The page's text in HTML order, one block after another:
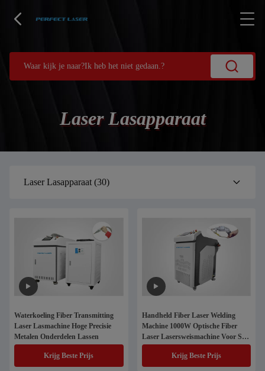
Laser Lasapparaat
Laser Lasapparaat (30)
Waterkoeling Fiber Transmitting
Laser Lasmachine Hoge Precisie
Metalen Onderdelen Lassen
Krijg Beste Prijs
Handheld Fiber Laser Welding
Machine 1000W Optische Fiber
Laser Lasersweismachine Voor SS
Aluminium
Krijg Beste Prijs